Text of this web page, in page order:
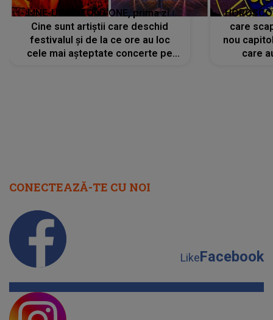
LINE-UP UNTOLD ONE, prima zi.
Cine sunt artiștii care deschid
festivalul și de la ce ore au loc
cele mai așteptate concerte pe
care
nou
care
CONECTEAZĂ-TE CU NOI
LikeFacebook